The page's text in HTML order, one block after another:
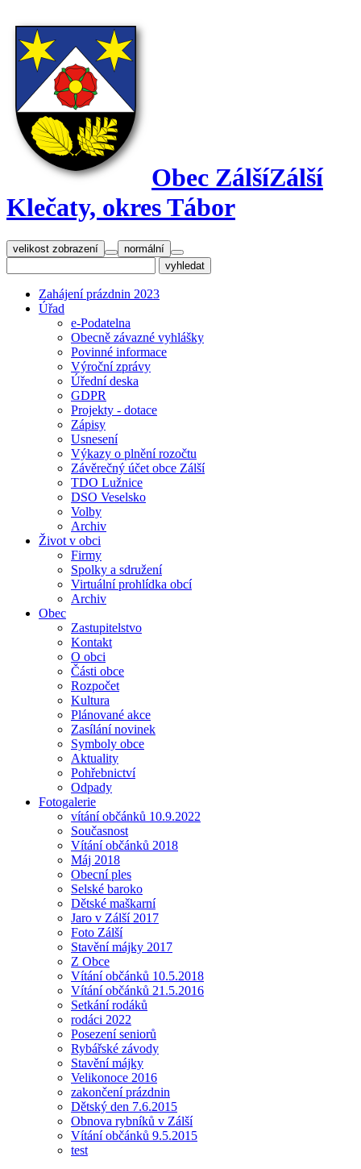
Obec ZálšíZálší
Klečaty, okres Tábor
velikost zobrazení normální
Zahájení prázdnin 2023
Úřad
e-Podatelna
Obecně závazné vyhlášky
Povinné informace
Výroční zprávy
Úřední deska
GDPR
Projekty - dotace
Zápisy
Usnesení
Výkazy o plnění rozočtu
Závěrečný účet obce Zálší
TDO Lužnice
DSO Veselsko
Volby
Archiv
Život v obci
Firmy
Spolky a sdružení
Virtuální prohlídka obcí
Archiv
Obec
Zastupitelstvo
Kontakt
O obci
Části obce
Rozpočet
Kultura
Plánované akce
Zasílání novinek
Symboly obce
Aktuality
Pohřebnictví
Odpady
Fotogalerie
vítání občánků 10.9.2022
Současnost
Vítání občánků 2018
Máj 2018
Obecní ples
Selské baroko
Dětské maškarní
Jaro v Zálší 2017
Foto Zálší
Stavění májky 2017
Z Obce
Vítání občánků 10.5.2018
Vítání občánků 21.5.2016
Setkání rodáků
rodáci 2022
Posezení seniorů
Rybářské závody
Stavění májky
Velikonoce 2016
zakončení prázdnin
Dětský den 7.6.2015
Obnova rybníků v Zálší
Vítání občánků 9.5.2015
test